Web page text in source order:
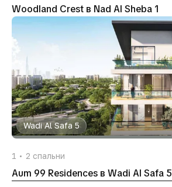
Woodland Crest в Nad Al Sheba 1
Wadi Al Safa 5
1 2 спальни
Aum 99 Residences в Wadi Al Safa 5